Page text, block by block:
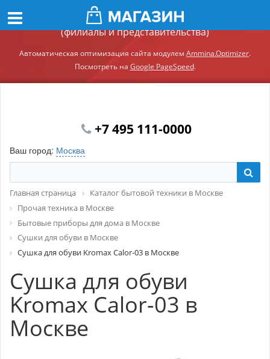
Демонстрационный сайт модуля Ammina.Регионы
(филиалы и представительства)
Автоматическая оптимизация сайта модулем Ammina.Optimizer.
Посмотреть на Google PageSpeed.
+7 495 111-0000
Ваш город: Москва
Главная страница
Каталог бытовой техники в Москве
Прочая техника в Москве
Бытовые приборы для дома в Москве
Сушки для обуви в Москве
Сушка для обуви Kromax Calor-03 в Москве
Сушка для обуви
Kromax Calor-03 в
Москве